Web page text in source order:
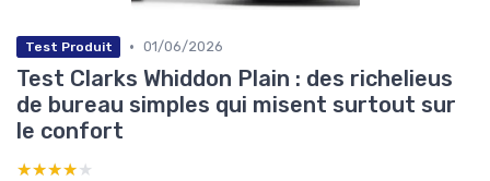
Test Produit • 01/06/2026
Test Clarks Whiddon Plain : des richelieus
de bureau simples qui misent surtout sur
le confort
★★★★★
★★★★★